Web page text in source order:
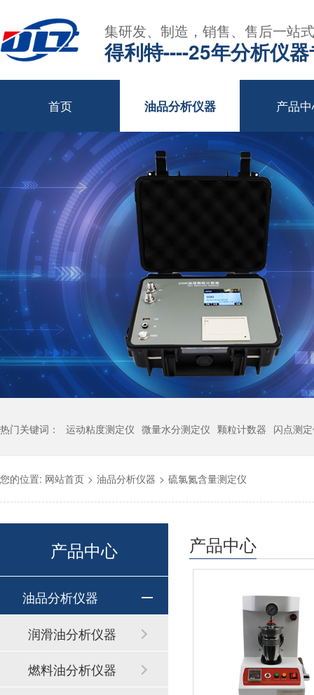
集研发、制造，销售、售后一站
得利特----25年分析仪
首页 油品分析仪器 产品
热门关键词： 运动粘度测定仪 微量水分测定仪 颗粒计数器 闪点测
您的位置: 网站首页 > 油品分析仪器 > 硫氯氮含量测定仪
产品中心
产品中心
油品分析仪器
润滑油分析仪器
燃料油分析仪器